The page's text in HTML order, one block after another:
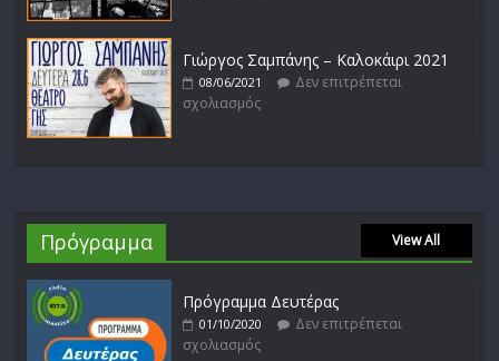
Γιώργος Σαμπάνης – Καλοκάιρι 2021
08/06/2021
Δεν επιτρέπεται
σχολιασμός
Πρόγραμμα View All
Πρόγραμμα Δευτέρας
01/10/2020
Δεν επιτρέπεται
σχολιασμός